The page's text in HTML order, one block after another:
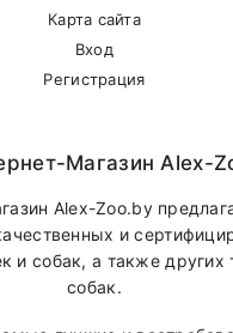
Карта сайта
Вход
Регистрация
Магазин Alex-
Alex-Zoo.by
и
и собак, а также других
собак.